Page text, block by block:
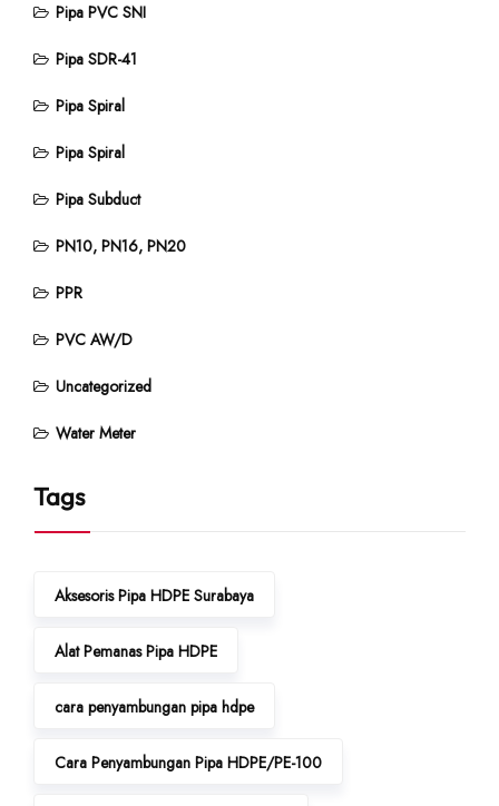
Pipa PVC SNI
Pipa SDR-41
Pipa Spiral
Pipa Spiral
Pipa Subduct
PN10, PN16, PN20
PPR
PVC AW/D
Uncategorized
Water Meter
Tags
Aksesoris Pipa HDPE Surabaya
Alat Pemanas Pipa HDPE
cara penyambungan pipa hdpe
Cara Penyambungan Pipa HDPE/PE-100